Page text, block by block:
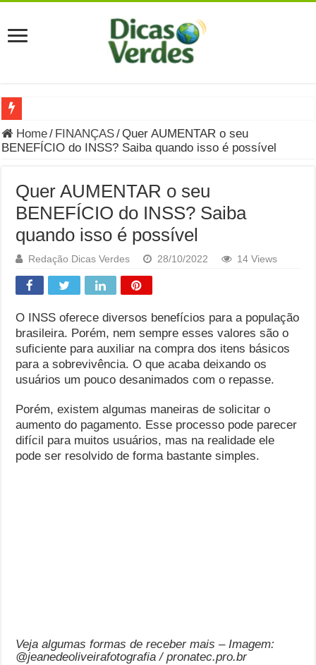
Grávida Pode Comer Pastrami? Saiba Quando o Consumo é
8 Bebidas saudáveis e ricas em eletrólitos: quais são e
Você sabe o que é uma Economia Circular?
Carta Psicografada de Isabella Nardoni : O que Diz a
Grávida pode comer picles e alimentos em conserva durante
Grávida pode comer Ceviche? Entenda os riscos na gravidez
Carta Psicografada João Hélio: Revelação, Paz e a Lei do
Carta Psicografada de Eduardo Campos
Home/ FINANÇAS/Quer AUMENTAR o seu
BENEFÍCIO do INSS? Saiba quando isso é possível
Quer AUMENTAR o seu
BENEFÍCIO do INSS? Saiba
quando isso é possível
Redação Dicas Verdes 28/10/2022 14 Views
O INSS oferece diversos benefícios para a população
brasileira. Porém, nem sempre esses valores são o
suficiente para auxiliar na compra dos itens básicos
para a sobrevivência. O que acaba deixando os
usuários um pouco desanimados com o repasse.
Porém, existem algumas maneiras de solicitar o
aumento do pagamento. Esse processo pode parecer
difícil para muitos usuários, mas na realidade ele
pode ser resolvido de forma bastante simples.
Veja algumas formas de receber mais – Imagem:
@jeanedeoliveirafotografia / pronatec.pro.br